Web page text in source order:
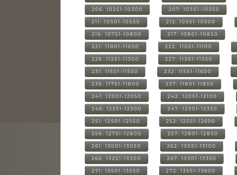
206: 10251-10300 207: 10301-10350
211: 10501-10550 212: 10551-10600
216: 10751-10800 217: 10801-10850
221: 11001-11050 222: 11051-11100
226: 11251-11300 227: 11301-11350
231: 11501-11550 232: 11551-11600
236: 11751-11800 237: 11801-11850
241: 12001-12050 242: 12051-12100
246: 12251-12300 247: 12301-12350
251: 12501-12550 252: 12551-12600
256: 12751-12800 257: 12801-12850
261: 13001-13050 262: 13051-13100
266: 13251-13300 267: 13301-13350
271: 13501-13550 272: 13551-13600